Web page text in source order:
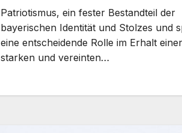
Patriotismus, ein fester Bestandteil der
bayerischen Identität und Stolzes und
eine entscheidende Rolle im Erhalt einer
starken und vereinten…